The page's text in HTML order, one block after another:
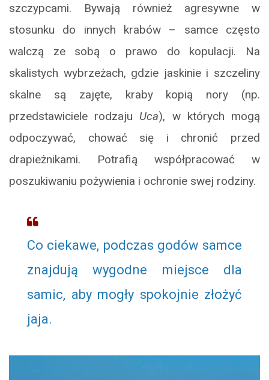
szczypcami. Bywają również agresywne w
stosunku do innych krabów – samce często
walczą ze sobą o prawo do kopulacji. Na
skalistych wybrzeżach, gdzie jaskinie i szczeliny
skalne są zajęte, kraby kopią nory (np.
przedstawiciele rodzaju Uca), w których mogą
odpoczywać, chować się i chronić przed
drapieżnikami. Potrafią współpracować w
poszukiwaniu pożywienia i ochronie swej rodziny.
Co ciekawe, podczas godów samce
znajdują wygodne miejsce dla
samic, aby mogły spokojnie złożyć
jaja.